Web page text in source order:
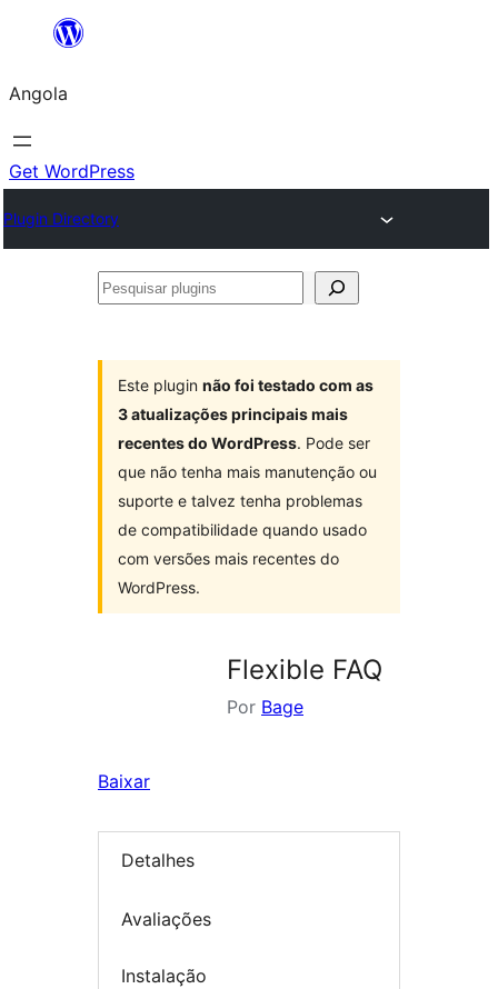
Saltar
o
conteúdo
Angola
Get WordPress
Plugin Directory
Pesquisar
Este plugin não foi testado com as
3 atualizações principais mais
recentes do WordPress. Pode ser
que não tenha mais manutenção ou
suporte e talvez tenha problemas
de compatibilidade quando usado
com versões mais recentes do
WordPress.
Flexible FAQ
Por Bage
Baixar
Detalhes
Avaliações
Instalação